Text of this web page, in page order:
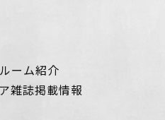
ーム紹介
雑誌掲載情報